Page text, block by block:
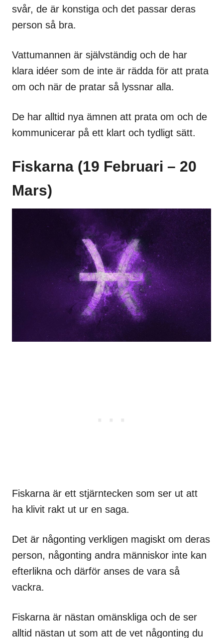
svår, de är konstiga och det passar deras
person så bra.
Vattumannen är självständig och de har
klara idéer som de inte är rädda för att prata
om och när de pratar så lyssnar alla.
De har alltid nya ämnen att prata om och de
kommunicerar på ett klart och tydligt sätt.
Fiskarna (19 Februari – 20
Mars)
Fiskarna är ett stjärntecken som ser ut att
ha klivit rakt ut ur en saga.
Det är någonting verkligen magiskt om deras
person, någonting andra människor inte kan
efterlikna och därför anses de vara så
vackra.
Fiskarna är nästan omänskliga och de ser
alltid nästan ut som att de vet någonting du